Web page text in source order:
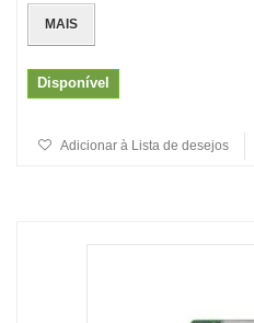
MAIS
Disponível
Adicionar à Lista de desejos